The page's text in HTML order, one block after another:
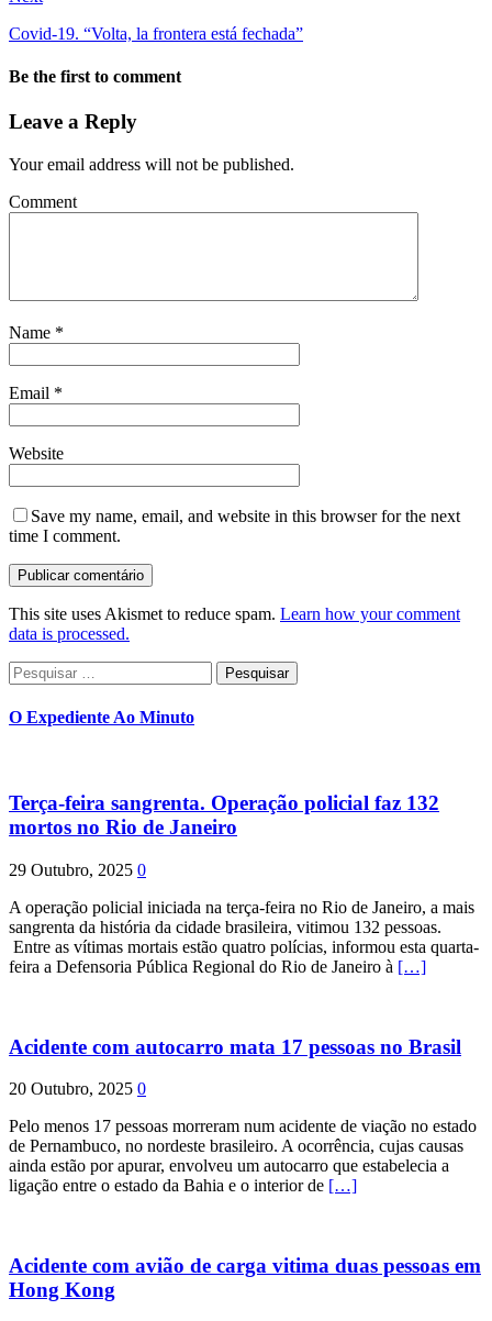
Covid-19. “Volta, la frontera está fechada”
Be the first to comment
Leave a Reply
Your email address will not be published.
Comment
Name *
Email *
Website
Save my name, email, and website in this browser for the next
time I comment.
This site uses Akismet to reduce spam. Learn how your comment
data is processed.
Pesquisar
por:
O Expediente Ao Minuto
Terça-feira sangrenta. Operação policial faz 132
mortos no Rio de Janeiro
29 Outubro, 2025 0
A operação policial iniciada na terça-feira no Rio de Janeiro, a mais
sangrenta da história da cidade brasileira, vitimou 132 pessoas.
Entre as vítimas mortais estão quatro polícias, informou esta quarta-
feira a Defensoria Pública Regional do Rio de Janeiro à […]
Acidente com autocarro mata 17 pessoas no Brasil
20 Outubro, 2025 0
Pelo menos 17 pessoas morreram num acidente de viação no estado
de Pernambuco, no nordeste brasileiro. A ocorrência, cujas causas
ainda estão por apurar, envolveu um autocarro que estabelecia a
ligação entre o estado da Bahia e o interior de […]
Acidente com avião de carga vitima duas pessoas em
Hong Kong